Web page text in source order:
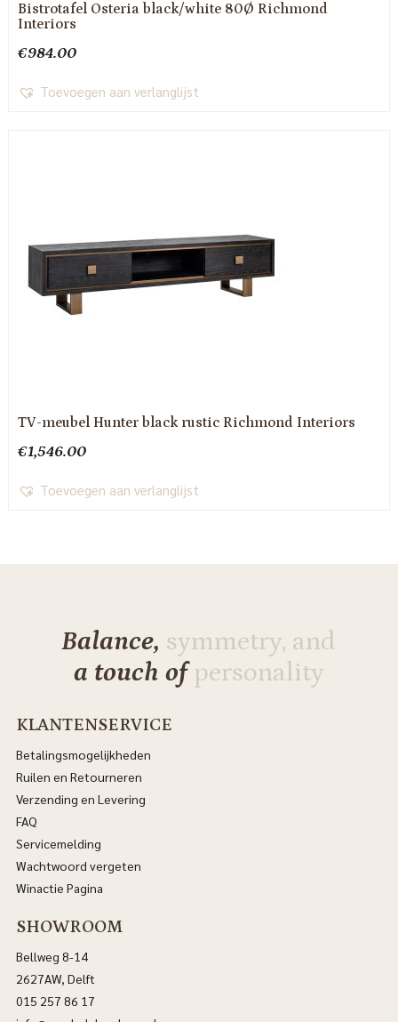
Bistrotafel Osteria black/white 80Ø Richmond
Interiors
€984.00
Toevoegen aan verlanglijst
TV-meubel Hunter black rustic Richmond Interiors
€1,546.00
Toevoegen aan verlanglijst
Balance, symmetry, and
a touch ofpersonality
KLANTENSERVICE
Betalingsmogelijkheden
Ruilen en Retourneren
Verzending en Levering
FAQ
Servicemelding
Wachtwoord vergeten
Winactie Pagina
SHOWROOM
Bellweg 8-14
2627AW, Delft
015 257 86 17